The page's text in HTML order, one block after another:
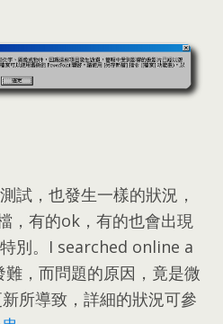
試 ， 也發生一樣的狀況 ，
， 有的ok ， 有的也會出現
別。I searched online a
難 ， 而問題的原因 ， 竟是微
所導致 ， 詳細的狀況可參